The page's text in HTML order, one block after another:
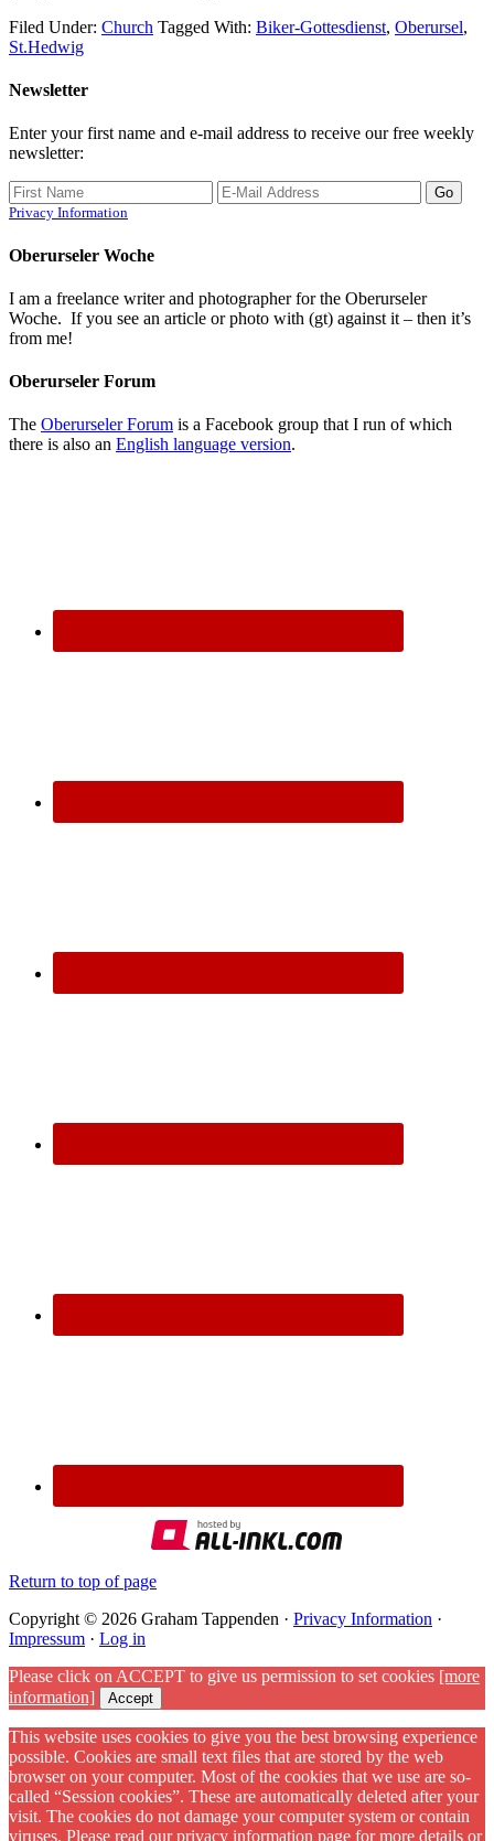
Filed Under: Church Tagged With: Biker-Gottesdienst, Oberursel,
St.Hedwig
Newsletter
Enter your first name and e-mail address to receive our free weekly
newsletter:
Privacy Information
Oberurseler Woche
I am a freelance writer and photographer for the Oberurseler
Woche. If you see an article or photo with (gt) against it – then it’s
from me!
Oberurseler Forum
The Oberurseler Forum is a Facebook group that I run of which
there is also an English language version.
Return to top of page
Copyright © 2026 Graham Tappenden · Privacy Information ·
Impressum · Log in
Please click on ACCEPT to give us permission to set cookies [more
information]
Accept
This website uses cookies to give you the best browsing experience
possible. Cookies are small text files that are stored by the web
browser on your computer. Most of the cookies that we use are so-
called “Session cookies”. These are automatically deleted after your
visit. The cookies do not damage your computer system or contain
viruses. Please read our privacy information page for more details or